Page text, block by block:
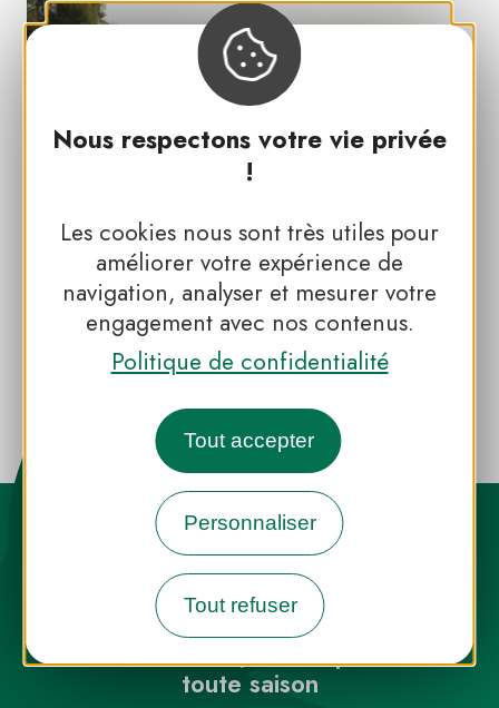
Nous respectons votre vie privée
!
Les cookies nous sont très utiles pour
améliorer votre expérience de
navigation, analyser et mesurer votre
engagement avec nos contenus.
Politique de confidentialité
Tout accepter
Personnaliser
Tout refuser
Week-end au vert
Destination Parcs, de l’inspiration en
toute saison